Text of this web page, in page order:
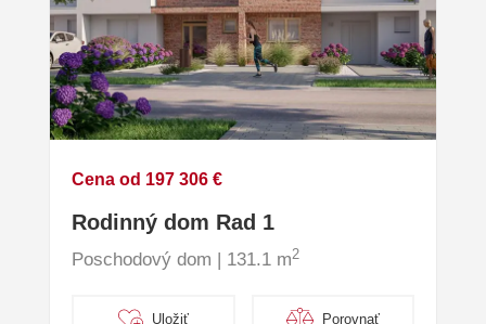
Cena od 197 306 €
Rodinný dom Rad 1
Poschodový dom | 131.1 m2
Uložiť Porovnať